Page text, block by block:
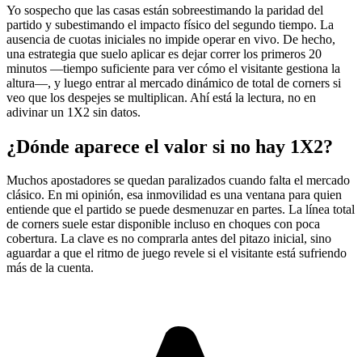
Yo sospecho que las casas están sobreestimando la paridad del
partido y subestimando el impacto físico del segundo tiempo. La
ausencia de cuotas iniciales no impide operar en vivo. De hecho,
una estrategia que suelo aplicar es dejar correr los primeros 20
minutos —tiempo suficiente para ver cómo el visitante gestiona la
altura—, y luego entrar al mercado dinámico de total de corners si
veo que los despejes se multiplican. Ahí está la lectura, no en
adivinar un 1X2 sin datos.
¿Dónde aparece el valor si no hay 1X2?
Muchos apostadores se quedan paralizados cuando falta el mercado
clásico. En mi opinión, esa inmovilidad es una ventana para quien
entiende que el partido se puede desmenuzar en partes. La línea total
de corners suele estar disponible incluso en choques con poca
cobertura. La clave es no comprarla antes del pitazo inicial, sino
aguardar a que el ritmo de juego revele si el visitante está sufriendo
más de la cuenta.